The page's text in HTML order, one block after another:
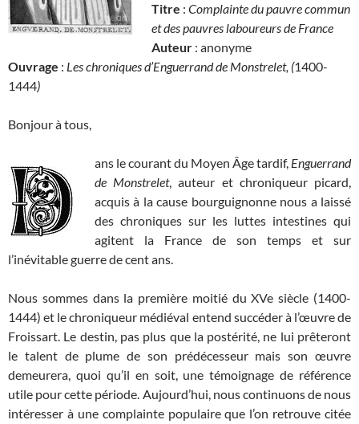
Titre : Complainte du pauvre commun
et des pauvres laboureurs de France
Auteur : anonyme
Ouvrage : Les chroniques d’Enguerrand de Monstrelet, (1400-
1444)
Bonjour à tous,
ans le courant du Moyen Âge tardif, Enguerrand
de Monstrelet, auteur et chroniqueur picard,
acquis à la cause bourguignonne nous a laissé
des chroniques sur les luttes intestines qui
agitent la France de son temps et sur
l’inévitable guerre de cent ans.
Nous sommes dans la première moitié du XVe siècle (1400-
1444) et le chroniqueur médiéval entend succéder à l’œuvre de
Froissart. Le destin, pas plus que la postérité, ne lui prêteront
le talent de plume de son prédécesseur mais son œuvre
demeurera, quoi qu’il en soit, une témoignage de référence
utile pour cette période. Aujourd’hui, nous continuons de nous
intéresser à une complainte populaire que l’on retrouve citée